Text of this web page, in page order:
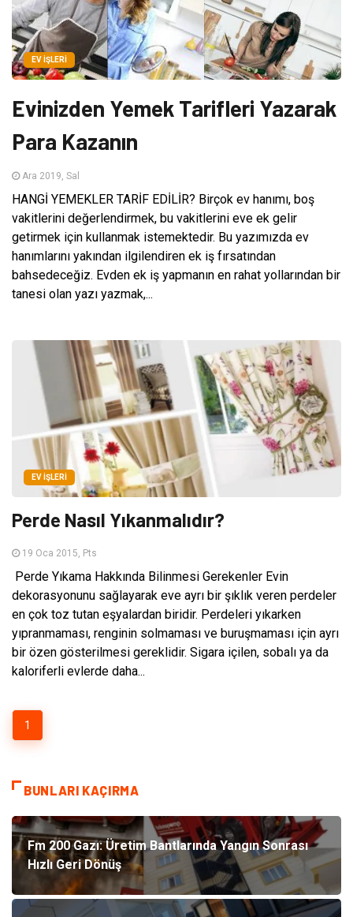
EV İŞLERI
Evinizden Yemek Tarifleri Yazarak
Para Kazanın
Ara 2019, Sal
HANGİ YEMEKLER TARİF EDİLİR? Birçok ev hanımı, boş
vakitlerini değerlendirmek, bu vakitlerini eve ek gelir
getirmek için kullanmak istemektedir. Bu yazımızda ev
hanımlarını yakından ilgilendiren ek iş fırsatından
bahsedeceğiz. Evden ek iş yapmanın en rahat yollarından bir
tanesi olan yazı yazmak,...
EV İŞLERI
Perde Nasıl Yıkanmalıdır?
19 Oca 2015, Pts
Perde Yıkama Hakkında Bilinmesi Gerekenler Evin
dekorasyonunu sağlayarak eve ayrı bir şıklık veren perdeler
en çok toz tutan eşyalardan biridir. Perdeleri yıkarken
yıpranmaması, renginin solmaması ve buruşmaması için ayrı
bir özen gösterilmesi gereklidir. Sigara içilen, sobalı ya da
kaloriferli evlerde daha...
1
BUNLARI KAÇIRMA
Fm 200 Gazı: Üretim Bantlarında Yangın Sonrası
Hızlı Geri Dönüş